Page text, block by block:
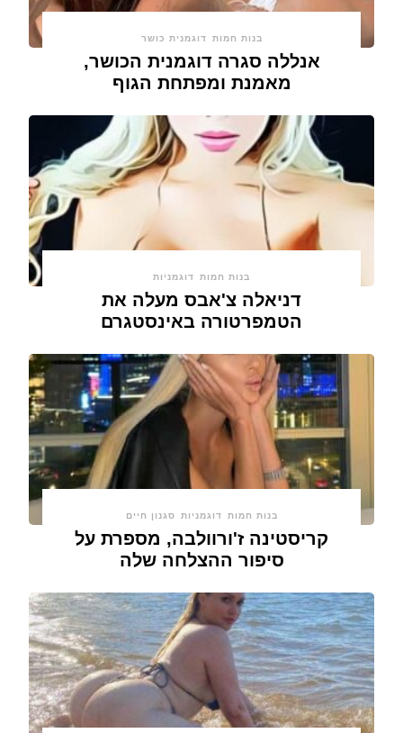
בנות חמות דוגמנית כושר
אנללה סגרה דוגמנית הכושר,
מאמנת ומפתחת הגוף
בנות חמות דוגמניות
דניאלה צ'אבס מעלה את
הטמפרטורה באינסטגרם
בנות חמות דוגמניות סגנון חיים
קריסטינה ז'ורוולבה, מספרת על
סיפור ההצלחה שלה